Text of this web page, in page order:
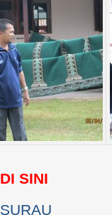
DI SINI
SURAU